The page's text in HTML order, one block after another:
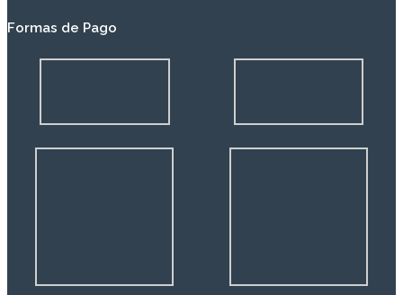
Formas de Pago